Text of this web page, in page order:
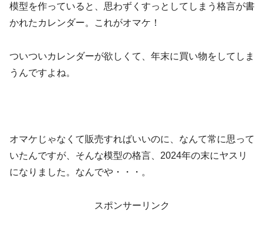
模型を作っていると、思わずくすっとしてしまう格言が書
かれたカレンダー。これがオマケ！
ついついカレンダーが欲しくて、年末に買い物をしてしま
うんですよね。
オマケじゃなくて販売すればいいのに、なんて常に思って
いたんですが、そんな模型の格言、2024年の末にヤスリ
になりました。なんでや・・・。
スポンサーリンク